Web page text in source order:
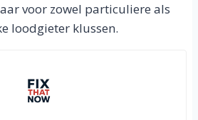
voor zowel particuliere als
loodgieter klussen.